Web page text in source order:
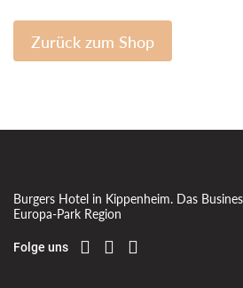
Zurück zum Shop
Burgers Hotel in Kippenheim. Das
Europa-Park Region
Folge uns